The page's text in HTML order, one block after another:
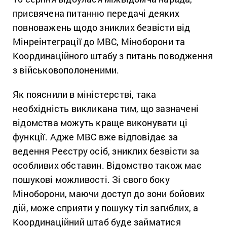
присвячена питанню передачі деяких
повноважень щодо зниклих безвісти від
Мінреінтеграції до МВС, Міноборони та
Координаційного штабу з питань поводження
з військовополоненими.
Як пояснили в міністерстві, така
необхідність викликана тим, що зазначені
відомства можуть краще виконувати ці
функції. Адже МВС вже відповідає за
ведення Реєстру осіб, зниклих безвісти за
особливих обставин. Відомство також має
пошукові можливості. Зі свого боку
Міноборони, маючи доступ до зони бойових
дій, може сприяти у пошуку тіл загиблих, а
Координаційний штаб буде займатися